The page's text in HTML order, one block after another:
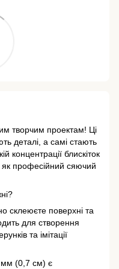
творчим проектам! Ці
деталі, а самі стають
концентрації блискіток
як професійний сяючий
склеюєте поверхні та
для створення
та імітації
мм (0,7 см) є